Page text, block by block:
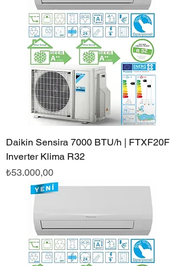
Daikin Sensira 7000 BTU/h | FTXF20F
Inverter Klima R32
Fiyat
₺53.000,00